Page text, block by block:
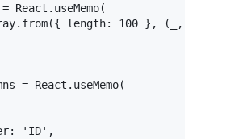
React . useMemo(
. from({ length: 100 }, ( _, i
= React . useMemo(
: 'ID' ,